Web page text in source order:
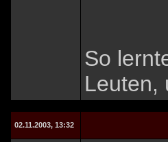
So
Leuten,
02.11.2003, 13:32